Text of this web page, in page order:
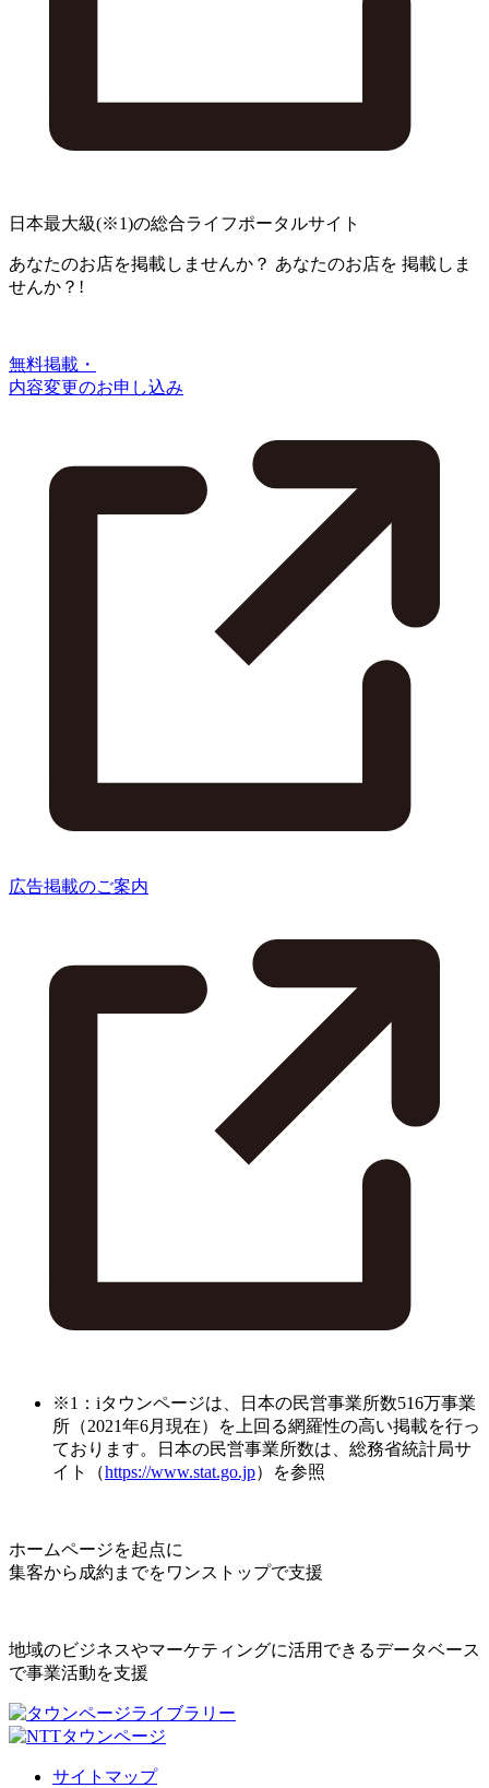
日本最大級(※1)の総合ライフポータルサイト
あなたのお店を掲載しませんか？ あなたのお店を 掲載しま
せんか？!
無料掲載・
内容変更のお申し込み
広告掲載のご案内
※1：iタウンページは、日本の民営事業所数516万事業
所（2021年6月現在）を上回る網羅性の高い掲載を行っ
ております。日本の民営事業所数は、総務省統計局サ
イト（https://www.stat.go.jp）を参照
ホームページを起点に
集客から成約までをワンストップで支援
地域のビジネスやマーケティングに活用できるデータベース
で事業活動を支援
サイトマップ